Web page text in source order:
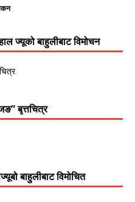
ज्यूको बाहुलीबाट विमोचन
बृत्तचित्र
बाहुलीबाट विमोचित